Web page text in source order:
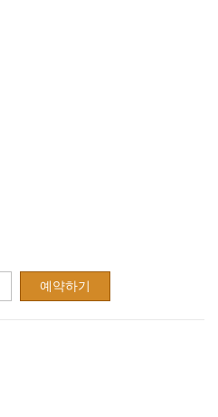
예약하기